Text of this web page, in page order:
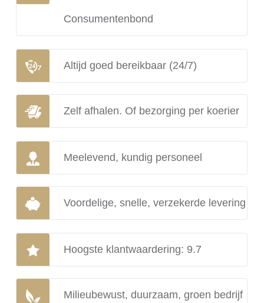
Consumentenbond
Altijd goed bereikbaar (24/7)
Zelf afhalen. Of bezorging per koerier
Meelevend, kundig personeel
Voordelige, snelle, verzekerde levering
Hoogste klantwaardering: 9.7
Milieubewust, duurzaam, groen bedrijf